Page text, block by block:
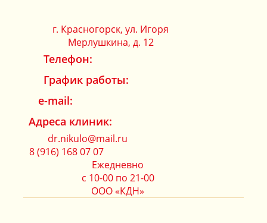
г. Красногорск, ул. Игоря
Мерлушкина, д. 12
Телефон:
График работы:
e-mail:
Адреса клиник:
dr.nikulo@mail.ru
8 (916) 168 07 07
Ежедневно
с 10-00 по 21-00
ООО «КДН»